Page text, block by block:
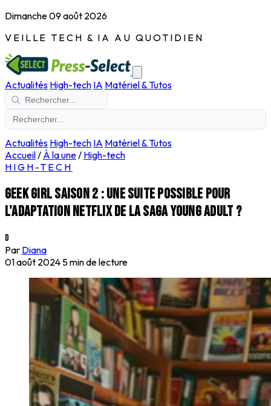
Dimanche 09 août 2026
VEILLE TECH & IA AU QUOTIDIEN
Actualités High-tech IA Matériel & Tutos
Actualités High-tech IA Matériel & Tutos
Accueil/ À la une/ High-tech
HIGH-TECH
Geek Girl saison 2 : une suite possible pour
l'adaptation Netflix de la saga Young Adult ?
D
Par Diana
01 août 2024 5 min de lecture